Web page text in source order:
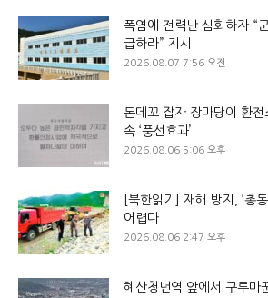
폭염에 전력난 심화하자 “
급하라” 지시
2026.08.07 7:56 오전
돈데꼬 잡자 장마당이 환
속 ‘풍선효과’
2026.08.06 5:06 오후
[북한읽기] 재해 방지, ‘총
어렵다
2026.08.06 2:47 오후
혜산청년역 앞에서 구루마